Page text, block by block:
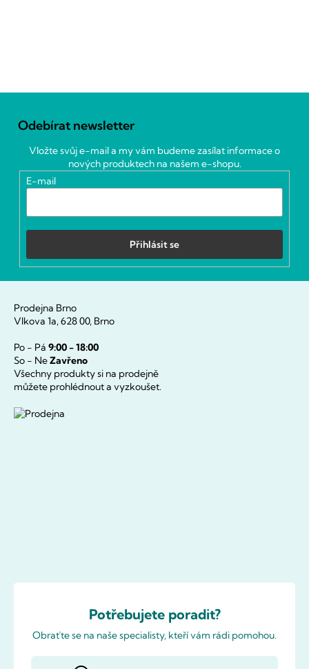
Odebírat newsletter
Vložte svůj e-mail a my vám budeme zasílat informace o
nových produktech na našem e-shopu.
E-mail
Přihlásit se
Prodejna Brno
Vlkova 1a, 628 00, Brno
Po - Pá 9:00 - 18:00
So - NeZavřeno
Všechny produkty si na prodejně
můžete prohlédnout a vyzkoušet.
Potřebujete poradit?
Obraťte se na naše specialisty, kteří vám rádi pomohou.